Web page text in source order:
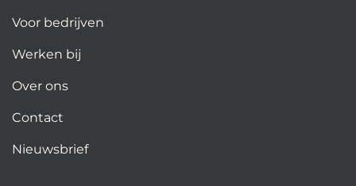
Voor bedrijven
Werken bij
Over ons
Contact
Nieuwsbrief